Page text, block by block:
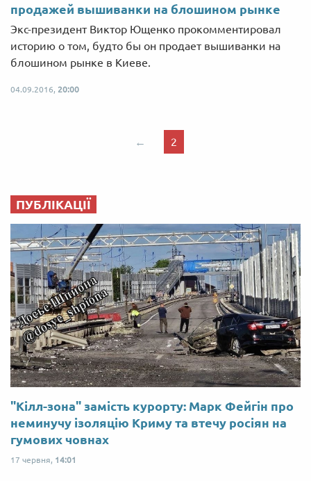
продажей вышиванки на блошином рынке
Экс-президент Виктор Ющенко прокомментировал
историю о том, будто бы он продает вышиванки на
блошином рынке в Киеве.
04.09.2016, 20:00
← 2
ПУБЛІКАЦІЇ
"Кілл-зона" замість курорту: Марк Фейгін про
неминучу ізоляцію Криму та втечу росіян на
гумових човнах
17 червня, 14:01